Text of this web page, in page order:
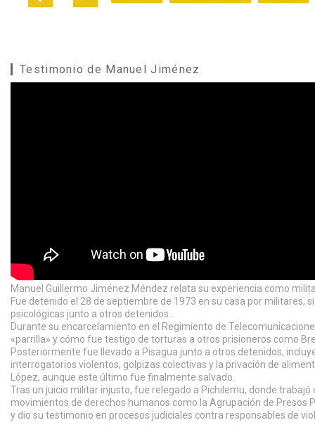
Testimonio de Manuel Jiménez
Manuel Guillermo Jiménez Méndez relata su experiencia como
Fue detenido el 28 de septiembre de 1973 en su casa por
psicológicas junto a otros detenidos.
Durante su encarcelamiento en el Regimiento de
«parrilla» y cómo fue testigo de torturas a otros prisioneros como
Posteriormente fue llevado a Pisagua junto a otros detenidos,
interrogatorios violentos, golpizas colectivas y la privación de
López, aunque este último fue finalmente salvado.
Tras un juicio militar injusto, fue relegado a Pichilemu, donde
movimientos de derechos humanos como la Agrupación de Presos
y dio su testimonio en procesos judiciales contra responsables de